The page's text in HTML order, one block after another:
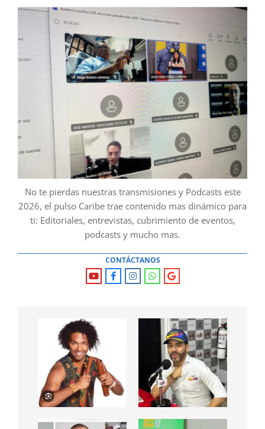
No te pierdas nuestras transmisiones y Podcasts este
2026, el pulso Caribe trae contenido mas dinámico para
ti: Editoriales, entrevistas, cubrimiento de eventos,
podcasts y mucho mas.
CONTÁCTANOS